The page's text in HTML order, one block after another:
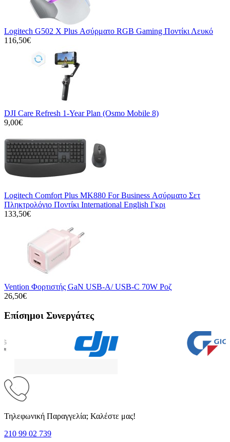
Logitech G502 X Plus Ασύρματο RGB Gaming Ποντίκι Λευκό
116,50€
DJI Care Refresh 1-Year Plan (Osmo Mobile 8)
9,00€
Logitech Comfort Plus MK880 For Business Ασύρματο Σετ
Πληκτρολόγιο Ποντίκι International English Γκρι
133,50€
Vention Φορτιστής GaN USB-A/ USB-C 70W Ροζ
26,50€
Επίσημοι Συνεργάτες
Τηλεφωνική Παραγγελία; Καλέστε μας!
210 99 02 739